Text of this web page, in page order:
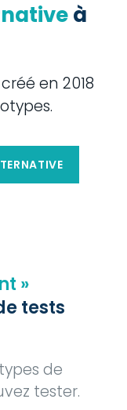
à
en 2018
»
tests
de
tester.